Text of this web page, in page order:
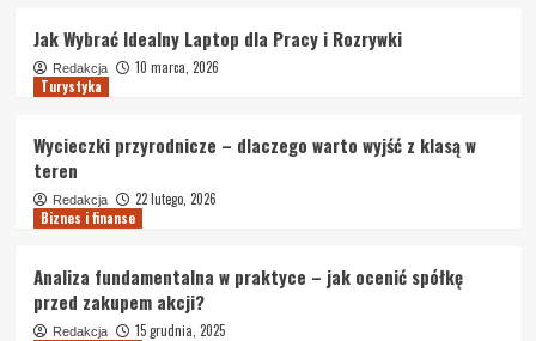
Jak Wybrać Idealny Laptop dla Pracy i Rozrywki
Redakcja
10 marca, 2026
Turystyka
Wycieczki przyrodnicze – dlaczego warto wyjść z klasą w
teren
Redakcja
22 lutego, 2026
Biznes i finanse
Analiza fundamentalna w praktyce – jak ocenić spółkę
przed zakupem akcji?
Redakcja
15 grudnia, 2025